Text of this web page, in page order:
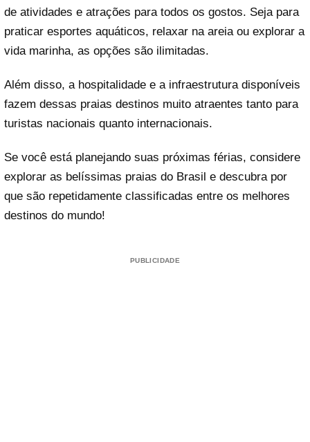
de atividades e atrações para todos os gostos. Seja para
praticar esportes aquáticos, relaxar na areia ou explorar a
vida marinha, as opções são ilimitadas.
Além disso, a hospitalidade e a infraestrutura disponíveis
fazem dessas praias destinos muito atraentes tanto para
turistas nacionais quanto internacionais.
Se você está planejando suas próximas férias, considere
explorar as belíssimas praias do Brasil e descubra por
que são repetidamente classificadas entre os melhores
destinos do mundo!
PUBLICIDADE